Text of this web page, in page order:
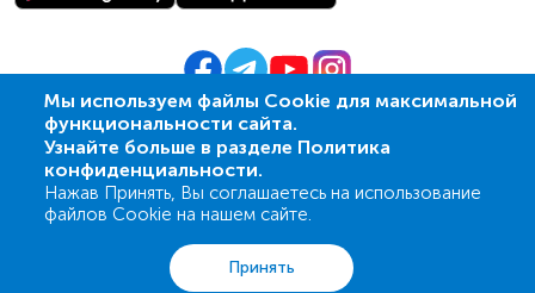
Мы используем файлы Cookie для максимальной
функциональности сайта.
Узнайте больше в разделе Политика
конфиденциальности.
Нажав Принять, Вы соглашаетесь на использование
файлов Cookie на нашем сайте.
Принять
© 2009- 2026| ПСМЛ «Ескулаб»
Акции Корзина